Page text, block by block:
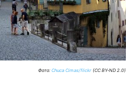
Фото: Chuca Cimas/flickr (CC BY-ND 2.0)